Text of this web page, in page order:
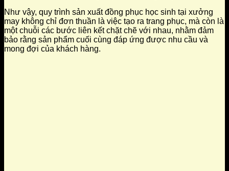
Như vậy, quy trình sản xuất đồng phục học sinh tại xưởng
may không chỉ đơn thuần là việc tạo ra trang phục, mà còn là
một chuỗi các bước liên kết chặt chẽ với nhau, nhằm đảm
bảo rằng sản phẩm cuối cùng đáp ứng được nhu cầu và
mong đợi của khách hàng.